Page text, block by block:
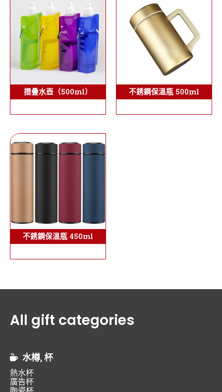
摺疊水壺（500ml） 不銹鋼保溫瓶 500ml
不銹鋼保溫瓶 450ml
All gift categories
水樽, 杯
熱水杯
廣告杯